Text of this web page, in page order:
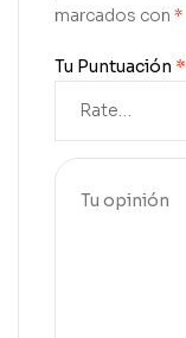
marcados con *
Tu Puntuación *